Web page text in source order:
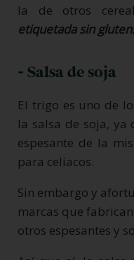
la de otros
etiquetada sin gluten.
- Salsa de soja
El trigo es uno de
la salsa de soja, ya
espesante de la
para celíacos.
Sin embargo y
marcas que
otros espesantes y